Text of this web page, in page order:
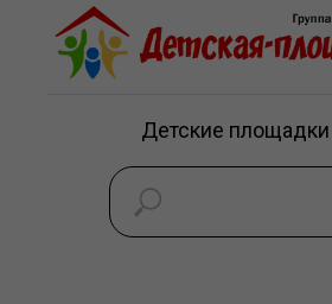
Детские площадки